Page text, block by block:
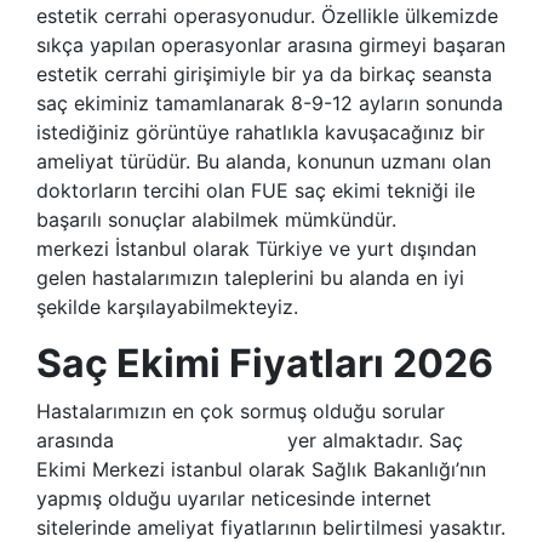
estetik cerrahi operasyonudur. Özellikle ülkemizde
sıkça yapılan operasyonlar arasına girmeyi başaran
estetik cerrahi girişimiyle bir ya da birkaç seansta
saç ekiminiz tamamlanarak 8-9-12 ayların sonunda
istediğiniz görüntüye rahatlıkla kavuşacağınız bir
ameliyat türüdür. Bu alanda, konunun uzmanı olan
doktorların tercihi olan FUE saç ekimi tekniği ile
başarılı sonuçlar alabilmek mümkündür.
merkezi İstanbul olarak Türkiye ve yurt dışından
gelen hastalarımızın taleplerini bu alanda en iyi
şekilde karşılayabilmekteyiz.
Saç Ekimi Fiyatları 2026
Hastalarımızın en çok sormuş olduğu sorular
arasında
yer almaktadır. Saç
Ekimi Merkezi istanbul olarak Sağlık Bakanlığı’nın
yapmış olduğu uyarılar neticesinde internet
sitelerinde ameliyat fiyatlarının belirtilmesi yasaktır.